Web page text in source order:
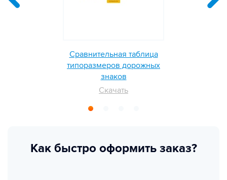
Сравнительная таблица
типоразмеров дорожных
знаков
Скачать
Как быстро оформить заказ?